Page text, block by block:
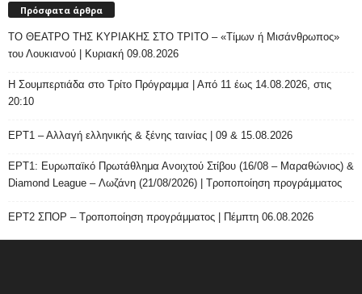
Πρόσφατα άρθρα
ΤΟ ΘΕΑΤΡΟ ΤΗΣ ΚΥΡΙΑΚΗΣ ΣΤΟ ΤΡΙΤΟ – «Τίμων ή Μισάνθρωπος»
του Λουκιανού | Κυριακή 09.08.2026
H Σουμπερτιάδα στο Τρίτο Πρόγραμμα | Από 11 έως 14.08.2026, στις
20:10
ΕΡΤ1 – Αλλαγή ελληνικής & ξένης ταινίας | 09 & 15.08.2026
ΕΡΤ1: Ευρωπαϊκό Πρωτάθλημα Ανοιχτού Στίβου (16/08 – Μαραθώνιος) &
Diamond League – Λωζάνη (21/08/2026) | Τροποποίηση προγράμματος
ΕΡΤ2 ΣΠΟΡ – Τροποποίηση προγράμματος | Πέμπτη 06.08.2026